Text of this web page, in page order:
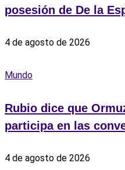
posesión de De la
4 de agosto de 2026
Mundo
Rubio dice que
participa en las
4 de agosto de 2026